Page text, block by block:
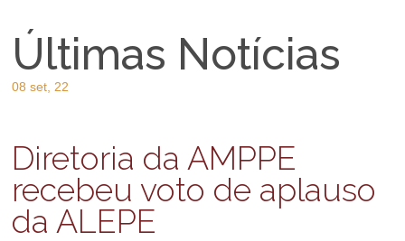
Últimas Notícias
08 set, 22
Diretoria da AMPPE
recebeu voto de aplauso
da ALEPE